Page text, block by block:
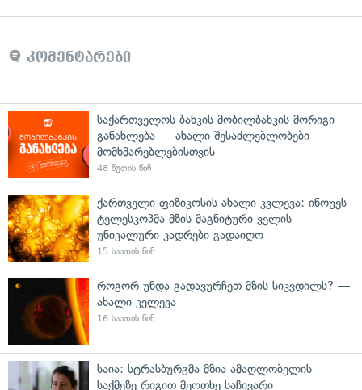
კომენტარები
საქართველოს ბანკის მობილბანკის მორიგი
განახლება — ახალი შესაძლებლობები
მომხმარებლებისთვის
48 წუთის წინ
ქართველი ფიზიკოსის ახალი კვლევა: ინოუეს
ტელესკოპმა მზის მაგნიტური ველის
უნიკალური კადრები გადაიღო
15 საათის წინ
როგორ უნდა გადავურჩეთ მზის სიკვდილს? —
ახალი კვლევა
16 საათის წინ
საია: სტრასბურგმა მზია ამაღლობელის
საქმეზე რიგით მეოთხე საჩივარი